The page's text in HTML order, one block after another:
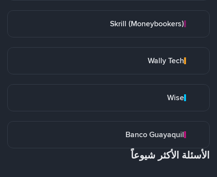
Skrill (Moneybookers)
Wally Tech
Wise
Banco Guayaquil
الأسئلة الأكثر شيوعاً